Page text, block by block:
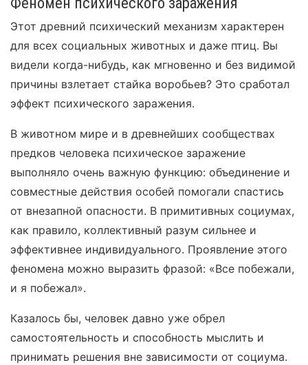
Этот древний психический механизм характерен
для всех социальных животных и даже птиц. Вы
видели когда-нибудь, как мгновенно и без видимой
причины взлетает стайка воробьев? Это сработал
эффект психического заражения.
В животном мире и в древнейших сообществах
предков человека психическое заражение
выполняло очень важную функцию: объединение и
совместные действия особей помогали спастись
от внезапной опасности. В примитивных социумах,
как правило, коллективный разум сильнее и
эффективнее индивидуального. Проявление этого
феномена можно выразить фразой: «Все побежали,
и я побежал».
Казалось бы, человек давно уже обрел
самостоятельность и способность мыслить и
принимать решения вне зависимости от социума.